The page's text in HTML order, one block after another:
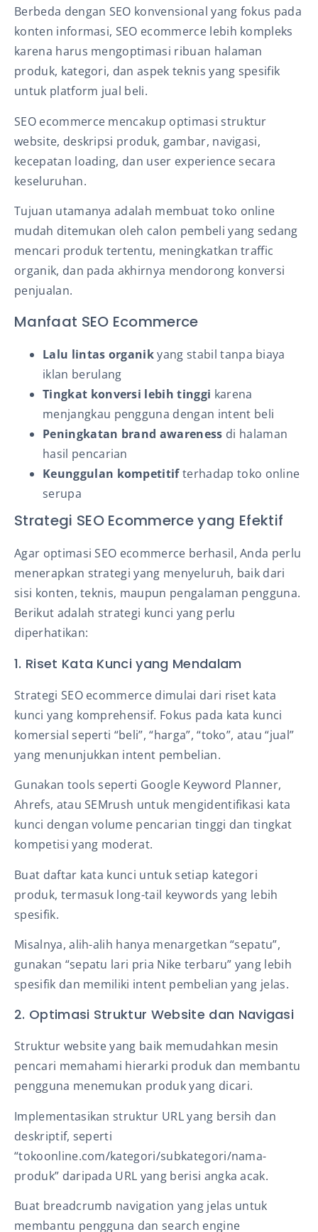
Berbeda dengan SEO konvensional yang fokus pada
konten informasi, SEO ecommerce lebih kompleks
karena harus mengoptimasi ribuan halaman
produk, kategori, dan aspek teknis yang spesifik
untuk platform jual beli.
SEO ecommerce mencakup optimasi struktur
website, deskripsi produk, gambar, navigasi,
kecepatan loading, dan user experience secara
keseluruhan.
Tujuan utamanya adalah membuat toko online
mudah ditemukan oleh calon pembeli yang sedang
mencari produk tertentu, meningkatkan traffic
organik, dan pada akhirnya mendorong konversi
penjualan.
Manfaat SEO Ecommerce
Lalu lintas organikyang stabil tanpa biaya
iklan berulang
Tingkat konversi lebih tinggi karena
menjangkau pengguna dengan intent beli
Peningkatan brand awareness di halaman
hasil pencarian
Keunggulan kompetitifterhadap toko online
serupa
Strategi SEO Ecommerce yang Efektif
Agar optimasi SEO ecommerce berhasil, Anda perlu
menerapkan strategi yang menyeluruh, baik dari
sisi konten, teknis, maupun pengalaman pengguna.
Berikut adalah strategi kunci yang perlu
diperhatikan:
1. Riset Kata Kunci yang Mendalam
Strategi SEO ecommerce dimulai dari riset kata
kunci yang komprehensif. Fokus pada kata kunci
komersial seperti “beli”, “harga”, “toko”, atau “jual”
yang menunjukkan intent pembelian.
Gunakan tools seperti Google Keyword Planner,
Ahrefs, atau SEMrush untuk mengidentifikasi kata
kunci dengan volume pencarian tinggi dan tingkat
kompetisi yang moderat.
Buat daftar kata kunci untuk setiap kategori
produk, termasuk long-tail keywords yang lebih
spesifik.
Misalnya, alih-alih hanya menargetkan “sepatu”,
gunakan “sepatu lari pria Nike terbaru” yang lebih
spesifik dan memiliki intent pembelian yang jelas.
2. Optimasi Struktur Website dan Navigasi
Struktur website yang baik memudahkan mesin
pencari memahami hierarki produk dan membantu
pengguna menemukan produk yang dicari.
Implementasikan struktur URL yang bersih dan
deskriptif, seperti
“tokoonline.com/kategori/subkategori/nama-
produk” daripada URL yang berisi angka acak.
Buat breadcrumb navigation yang jelas untuk
membantu pengguna dan search engine